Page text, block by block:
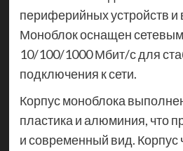
периферийных устройств
Моноблок оснащен
10/100/1000 Мбит/с для
подключения к сети.
Корпус моноблока
пластика и алюминия, что
и современный вид. Корпус